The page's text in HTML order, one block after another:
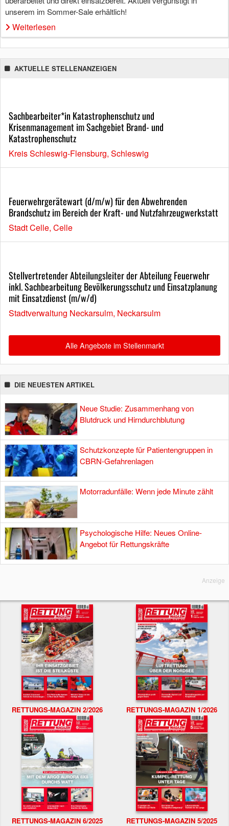
unserem im Sommer-Sale erhältlich!
Weiterlesen
AKTUELLE STELLENANZEIGEN
Sachbearbeiter*in Katastrophenschutz und
Krisenmanagement im Sachgebiet Brand- und
Katastrophenschutz
Kreis Schleswig-Flensburg, Schleswig
Feuerwehrgerätewart (d/m/w) für den Abwehrenden
Brandschutz im Bereich der Kraft- und Nutzfahrzeugwerkstatt
Stadt Celle, Celle
Stellvertretender Abteilungsleiter der Abteilung Feuerwehr
inkl. Sachbearbeitung Bevölkerungsschutz und Einsatzplanung
mit Einsatzdienst (m/w/d)
Stadtverwaltung Neckarsulm, Neckarsulm
Alle Angebote im Stellenmarkt
DIE NEUESTEN ARTIKEL
Neue Studie: Zusammenhang von
Blutdruck und Hirndurchblutung
Schutzkonzepte für Patientengruppen in
CBRN-Gefahrenlagen
Motorradunfälle: Wenn jede Minute zählt
Psychologische Hilfe: Neues Online-
Angebot für Rettungskräfte
Anzeige
RETTUNGS-MAGAZIN 2/2026 RETTUNGS-MAGAZIN 1/2026
RETTUNGS-MAGAZIN 6/2025 RETTUNGS-MAGAZIN 5/2025